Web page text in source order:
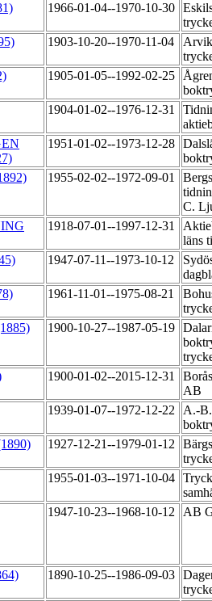
1966-01-04--1970-10-30
1903-10-20--1970-11-04
1905-01-05--1992-02-25
1904-01-02--1976-12-31
1951-01-02--1973-12-28
1955-02-02--1972-09-01
C.
1918-07-01--1997-12-31
läns
1947-07-11--1973-10-12
1961-11-01--1975-08-21
1900-10-27--1987-05-19
1900-01-02--2015-12-31
AB
1939-01-07--1972-12-22
A.-
1927-12-21--1979-01-12
1955-01-03--1971-10-04
1947-10-23--1968-10-12 AB
1890-10-25--1986-09-03